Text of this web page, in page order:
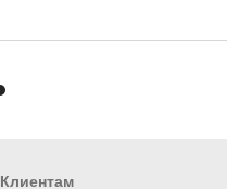
Клиентам